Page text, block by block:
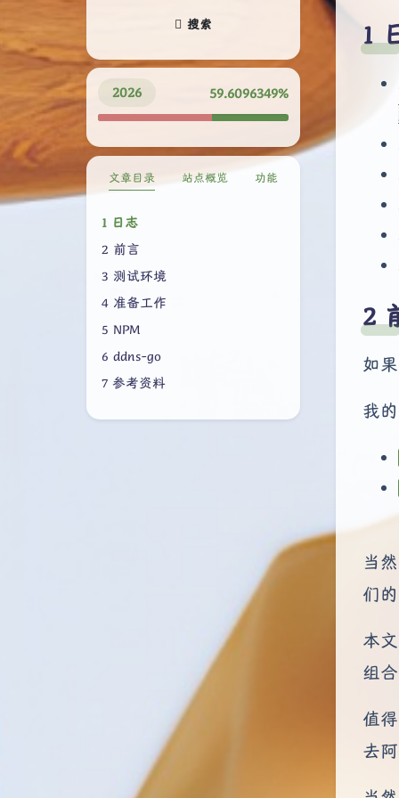
搜索
2026 59.6096444%
文章目录 站点概览 功能
日志
前言
测试环境
准备工作
NPM
ddns-go
参考资料
如
我
当
们
本
组
值
去